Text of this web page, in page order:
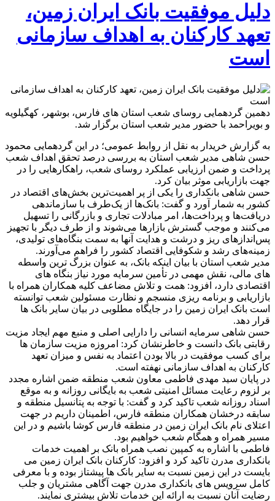
دلیل موفقیت بانک ایران زمین،
تعهد کارکنان به اهداف سازمانی
است
دهمین گردهمایی روسای شعب استان های فارس، بوشهر، کهگیلویه
و بویراحمد با حضور مدیر شعب استان برگزار شد.
به گزارش خریدار به نقل از روابط عمومی؛ در این گردهمایی محمود
حسن شاهی مدیر شعب استان به بررسی درصد تحقق اهداف شعب
پرداخت و ضمن ارزیابی عملکرد روسای شعب، راهکارهایی را در
جهت بازاریابی موثر بیان کرد.
حسن شاهی بانکداری را یکی از پر اهمیت‌ترین بخش‌های اقتصاد در
کشور به شمار آورد و گفت: بانک‌ها از یک‌طرف با سازماندهی
دریافت‌ها و پرداخت‌ها، امر مبادلات تجاری و بازرگانی را تسهیل
می‌کنند و موجب گسترش بازارها می‌شوند و از طرف دیگر با تجهیز
پس‌اندازهای ریز و درشت و هدایت آنها به سمت بنگاه‌های تولیدی،
زمینه‌های رشد و شکوفایی اقتصاد کشور را فراهم می‌آورند.
مدیر شعب استان با بیان اینکه بانک، به عنوان بزرگ ترین واسطه
های مالی، نقش مهمی در تأمین سرمایه مورد نیاز بنگاه های
اقتصادی دارد، افزود: همت و تلاش مضاعف کلیه همکاران همراه با
بازاریابی و برنامه ریزی منسجم و نظارت مسئولین شعب توانسته
است بانک ایران زمین را در جایگاه مطلوبی در بیان سایر بانک ها
قرار دهد.
حسن شاهی سرمایه انسانی را دارایی اصلی و منبع مهم ایجاد مزیت
رقابتی بانک دانست و خاطرنشان کرد: امروزه مزیت سازمان ها
برای کسب موفقیت در بالا بودن اعتماد به نفس و میزان تعهد
کارکنان به اهداف سازمانی نهفته است.
در پایان سید مهدی فاطمی معاون شعب منطقه ضمن اشاره مجدد
بر لزوم رعایت مسائل امنیتی شعب به بایگانی روزانه و به موقع
اسناد روزانه شعب تاکید کرد و گفت: با توجه به پتانسیل منطقه و
سابقه درخشان همکاران منطقه فارس، اطمینان داریم در جهت
اعتلای نام بانک ایران زمین در منطقه فارس کوشا باشیم و در این
مسیر همراه و همگام شعب خواهیم بود.
فاطمی با اشاره به کمپین نصب همراه بانک بر اهمیت خدمات
بانکداری مدرن تاکید کرد و افزود: کارکنان بانک ایران زمین می
بایست در این زمین نسبت به سایر بانک ها پیشتاز بوده و با معرفی
کامل سرویس های بانکداری مدرن جهت آگاهی مشتریان و جلب
رضایت آنان نسبت به ارائه این خدمات تلاش بیشتری نمایند.